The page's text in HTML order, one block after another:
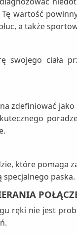
wartość
a także
swojego ciała
zdefiniować
które pomaga
specjalnego
ręki nie jest